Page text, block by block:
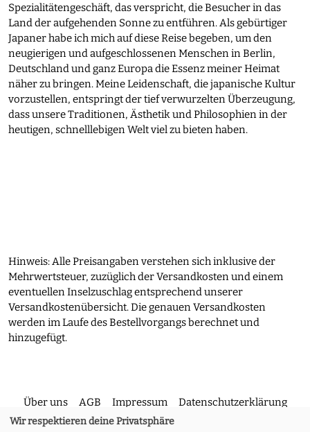
Spezialitätengeschäft, das verspricht, die Besucher in das
Land der aufgehenden Sonne zu entführen. Als gebürtiger
Japaner habe ich mich auf diese Reise begeben, um den
neugierigen und aufgeschlossenen Menschen in Berlin,
Deutschland und ganz Europa die Essenz meiner Heimat
näher zu bringen. Meine Leidenschaft, die japanische Kultur
vorzustellen, entspringt der tief verwurzelten Überzeugung,
dass unsere Traditionen, Ästhetik und Philosophien in der
heutigen, schnelllebigen Welt viel zu bieten haben.
Hinweis: Alle Preisangaben verstehen sich inklusive der
Mehrwertsteuer, zuzüglich der Versandkosten und einem
eventuellen Inselzuschlag entsprechend unserer
Versandkostenübersicht. Die genauen Versandkosten
werden im Laufe des Bestellvorgangs berechnet und
hinzugefügt.
Über uns AGB Impressum Datenschutzerklärung
Wir respektieren deine Privatsphäre